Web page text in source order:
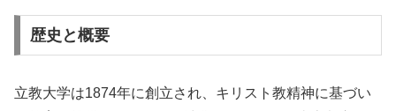
歴史と概要
立教大学は1874年に創立され、キリスト教精神に基づい